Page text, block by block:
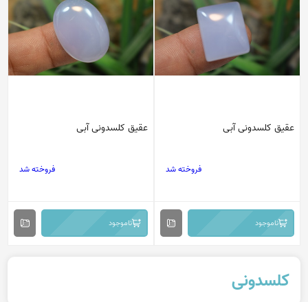
عقیق کلسدونی آبی
فروخته شد
ناموجود
عقیق کلسدونی آبی
فروخته شد
ناموجود
کلسدونی